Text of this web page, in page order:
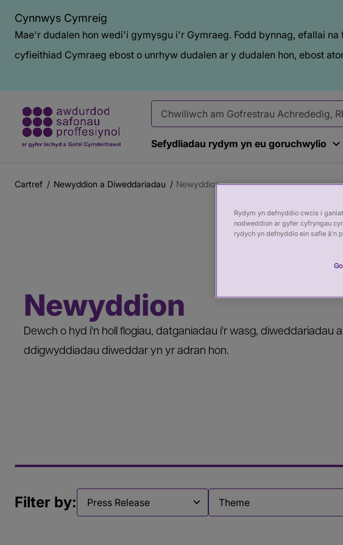
Cynnwys Cymreig
Mae'r dudalen hon wedi'i gymysgu i'r Gymraeg. Fodd bynnag, efallai
cyfieithiad Cymraeg ebost o unrhyw dudalen ar y dudalen hon, ebost
Sefydliadau rydym yn eu goruchwylio
Briwsion
Cartref Newyddion a Diweddariadau Newyddion
Newyddion
Dewch o hyd i'n holl flogiau, datganiadau i'r wasg, diweddariadau
ddigwyddiadau diweddar yn yr adran hon.
Filter by:
Rydym yn defnyddio cwcis i
nodweddion ar gyfer cyfryngau
rydych yn defnyddio ein safle â’n